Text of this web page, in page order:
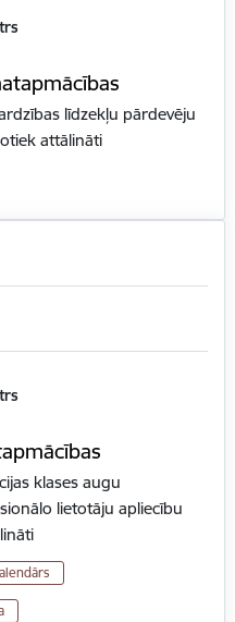
līdzekļu pārdevēju
attālināti
klases augu
lietotāju apliecību